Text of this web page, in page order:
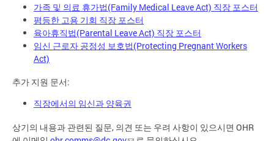
가족 및 의료 휴가법(Family Medical Leave Act) 직장 포스터
평등한 고용 기회 직장 포스터
육아휴직법(Parental Leave Act) 직장 포스터
임신 근로자 공정성 보호법(Protecting Pregnant Workers
Act)
추가 지원 문서:
직장에서의 임신과 양육권
상기의 내용과 관련된 질문, 의견 또는 우려 사항이 있으시면 OHR